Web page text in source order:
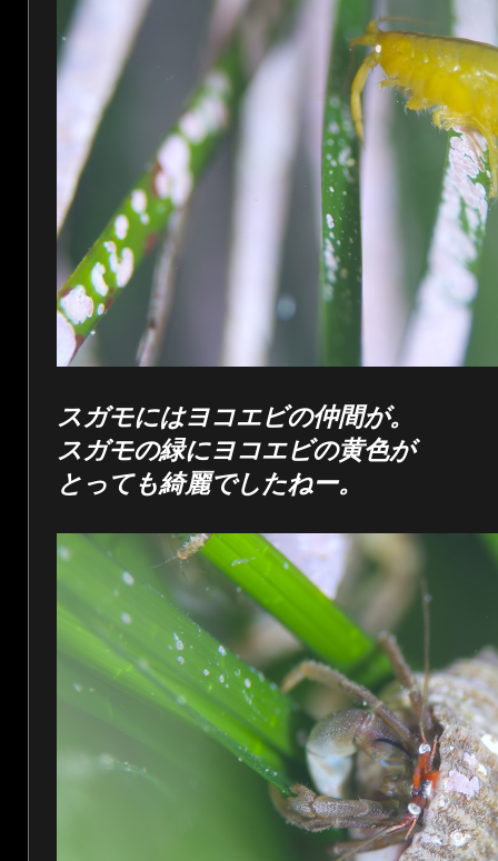
スガモにはヨコエビの仲間が。
スガモの緑にヨコエビの黄色が
とっても綺麗でしたねー。